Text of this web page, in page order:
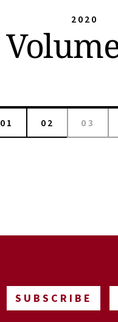
2020
01 02 03
SUBSCRIBE